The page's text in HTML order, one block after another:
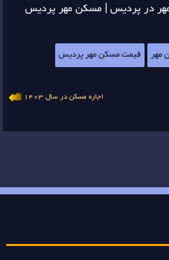
در پردیس | مسکن مهر پردیس
مهر قیمت مسکن مهر پردیس
اجاره مسکن در سال ۱۴۰۳